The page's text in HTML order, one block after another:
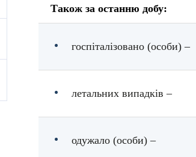
Також за останню добу:
госпіталізовано (особи) –
летальних випадків –
одужало (особи) –